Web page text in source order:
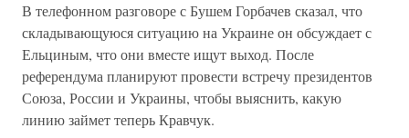
В телефонном разговоре с Бушем Горбачев сказал, что
складывающуюся ситуацию на Украине он обсуждает с
Ельциным, что они вместе ищут выход. После
референдума планируют провести встречу президентов
Союза, России и Украины, чтобы выяснить, какую
линию займет теперь Кравчук.